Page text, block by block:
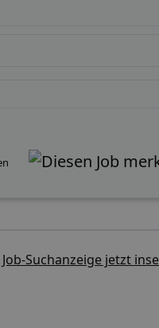
Job-Suchanzeige jetzt